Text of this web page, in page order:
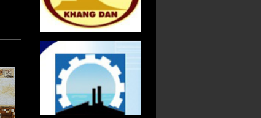
Logo Nestlé 100 năm